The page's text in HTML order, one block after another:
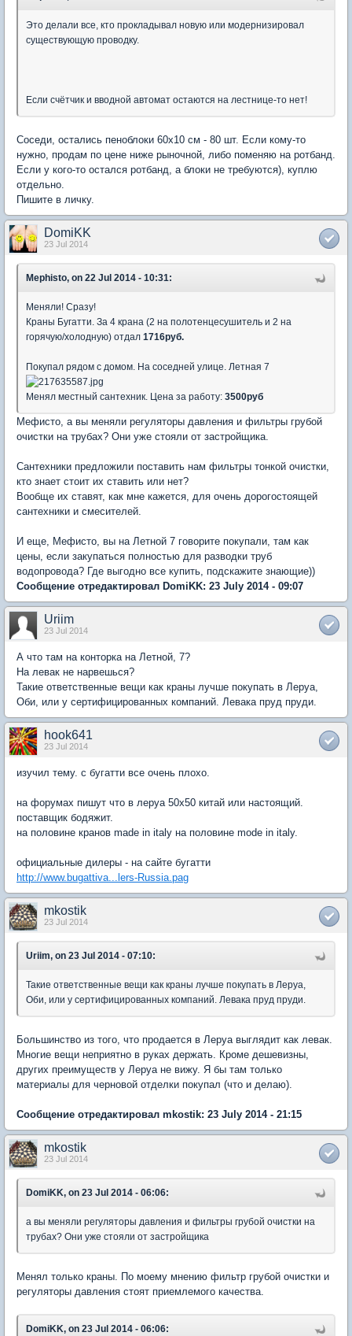
Это делали все, кто прокладывал новую или модернизировал
существующую проводку.
Если счётчик и вводной автомат остаются на лестнице-то нет!
Соседи, остались пеноблоки 60х10 см - 80 шт. Если кому-то
нужно, продам по цене ниже рыночной, либо поменяю на ротбанд.
Если у кого-то остался ротбанд, а блоки не требуются), куплю
отдельно.
Пишите в личку.
DomiKK
23 Jul 2014
Mephisto, on 22 Jul 2014 - 10:31:
Меняли! Сразу!
Краны Бугатти. За 4 крана (2 на полотенцесушитель и 2 на
горячую/холодную) отдал 1716руб.
Покупал рядом с домом. На соседней улице. Летная 7
Менял местный сантехник. Цена за работу: 3500руб
Мефисто, а вы меняли регуляторы давления и фильтры грубой
очистки на трубах? Они уже стояли от застройщика.
Сантехники предложили поставить нам фильтры тонкой очистки,
кто знает стоит их ставить или нет?
Вообще их ставят, как мне кажется, для очень дорогостоящей
сантехники и смесителей.
И еще, Мефисто, вы на Летной 7 говорите покупали, там как
цены, если закупаться полностью для разводки труб
водопровода? Где выгодно все купить, подскажите знающие))
Сообщение отредактировал DomiKK: 23 July 2014 - 09:07
Uriim
23 Jul 2014
А что там на конторка на Летной, 7?
На левак не нарвешься?
Такие ответственные вещи как краны лучше покупать в Леруа,
Оби, или у сертифицированных компаний. Левака пруд пруди.
hook641
23 Jul 2014
изучил тему. с бугатти все очень плохо.
на форумах пишут что в леруа 50х50 китай или настоящий.
поставщик бодяжит.
на половине кранов made in italy на половине mode in italy.
официальные дилеры - на сайте бугатти
http://www.bugattiva...lers-Russia.pag
mkostik
23 Jul 2014
Uriim, on 23 Jul 2014 - 07:10:
Такие ответственные вещи как краны лучше покупать в Леруа,
Оби, или у сертифицированных компаний. Левака пруд пруди.
Большинство из того, что продается в Леруа выглядит как левак.
Многие вещи неприятно в руках держать. Кроме дешевизны,
других преимуществ у Леруа не вижу. Я бы там только
материалы для черновой отделки покупал (что и делаю).
Сообщение отредактировал mkostik: 23 July 2014 - 21:15
mkostik
23 Jul 2014
DomiKK, on 23 Jul 2014 - 06:06:
а вы меняли регуляторы давления и фильтры грубой очистки на
трубах? Они уже стояли от застройщика
Менял только краны. По моему мнению фильтр грубой очистки и
регуляторы давления стоят приемлемого качества.
DomiKK, on 23 Jul 2014 - 06:06: